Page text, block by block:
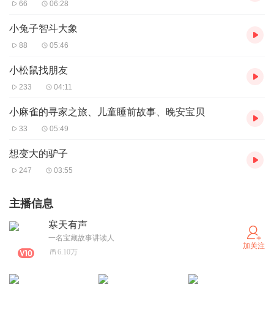
66 06:28
小兔子智斗大象
88 05:46
小松鼠找朋友
233 04:11
小麻雀的寻家之旅、儿童睡前故事、晚安宝贝
33 05:49
想变大的驴子
247 03:55
主播信息
寒天有声
一名宝藏故事讲读人
6.10万
加关注